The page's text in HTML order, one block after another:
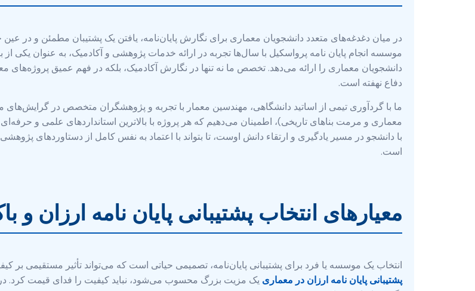
در میان دغدغه‌های متعدد دانشجویان معماری برای نگارش پایان‌نامه، یافتن یک پشتیبان مطمئن و در
موسسه انجام پایان نامه پرواسکیل با سال‌ها تجربه در ارائه خدمات پژوهشی و آکادمیک، به عنوان یکی
دانشجویان معماری را ارائه می‌دهد. تخصص ما نه تنها در نگارش آکادمیک، بلکه در فهم عمیق پروژه‌های
دفاع نهفته است.
ما با گردآوری تیمی از اساتید دانشگاهی، مهندسین معمار با تجربه و پژوهشگران متخصص در
معماری و مرمت بناهای تاریخی)، اطمینان می‌دهیم که هر پروژه با بالاترین استانداردهای علمی و
با دانشجو در مسیر یادگیری و ارتقاء دانش اوست، تا بتواند با اعتماد به نفس کامل از دستاوردهای
است.
معیارهای انتخاب پشتیبانی پایان نامه ارزان و
انتخاب یک موسسه یا فرد برای پشتیبانی پایان‌نامه، تصمیمی حیاتی است که می‌تواند تأثیر مستقیمی بر
پشتیبانی پایان نامه ارزان در معماری یک مزیت بزرگ محسوب می‌شود، نباید کیفیت را فدای قیمت کرد. در